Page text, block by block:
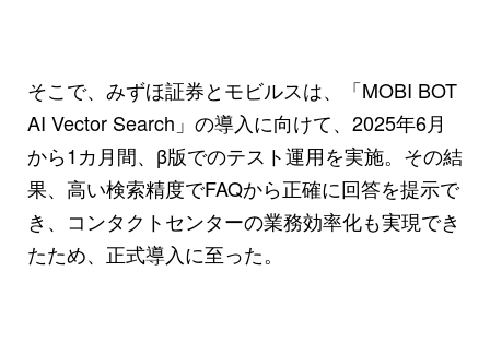
そこで、みずほ証券とモビルスは、「MOBI BOT
AI Vector Search」の導入に向けて、2025年6月
から1カ月間、β版でのテスト運用を実施。その結
果、高い検索精度でFAQから正確に回答を提示で
き、コンタクトセンターの業務効率化も実現でき
たため、正式導入に至った。